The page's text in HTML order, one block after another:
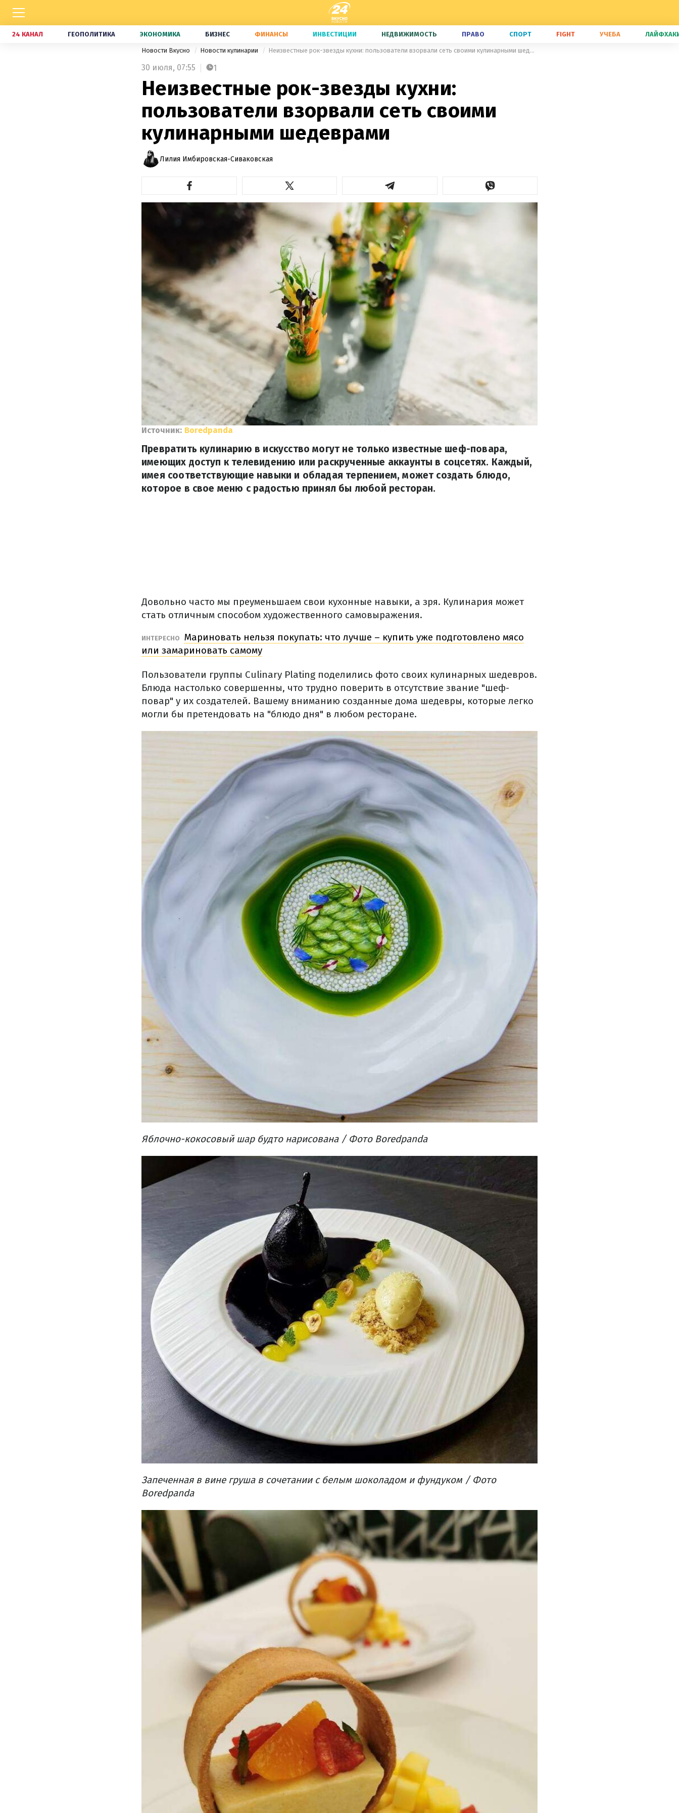
24 КАНАЛ ГЕОПОЛИТИКА ЭКОНОМИКА БИЗНЕС ФИНАНСЫ ИНВЕСТИЦИИ НЕДВИЖИМОСТЬ ПРАВО СПОРТ FIGHT УЧЕБА
Новости Вкусно Новости кулинарии Неизвестные рок-звезды кухни: пользователи взорвали сеть своими кулинарными шедеврами
30 июля, 07:55 1
Неизвестные рок-звезды кухни:
пользователи взорвали сеть своими
кулинарными шедеврами
Лилия Имбировская-Сиваковская
Источник: Boredpanda
Превратить кулинарию в искусство могут не только известные шеф-повара,
имеющих доступ к телевидению или раскрученные аккаунты в соцсетях. Каждый,
имея соответствующие навыки и обладая терпением, может создать блюдо,
которое в свое меню с радостью принял бы любой ресторан.
Довольно часто мы преуменьшаем свои кухонные навыки, а зря. Кулинария может
стать отличным способом художественного самовыражения.
ИНТЕРЕСНО
Мариновать нельзя покупать: что лучше – купить уже подготовлено мясо
или замариновать самому
Пользователи группы Culinary Plating поделились фото своих кулинарных шедевров.
Блюда настолько совершенны, что трудно поверить в отсутствие звание "шеф-
повар" у их создателей. Вашему вниманию созданные дома шедевры, которые легко
могли бы претендовать на "блюдо дня" в любом ресторане.
Яблочно-кокосовый шар будто нарисована​ / Фото Boredpanda
Запеченная в вине груша в сочетании с белым шоколадом и фундуком​ / Фото
Boredpanda